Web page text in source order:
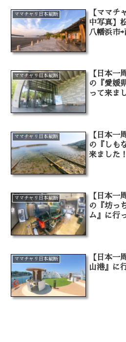
ママチャリ日本縦断
【ママチ
中写真】
八幡浜市
ママチャリ日本縦断
【日本一
の『愛媛
って来ま
ママチャリ日本縦断
【日本一
の『しも
来ました！
ママチャリ日本縦断
【日本一
の『坊っ
ム』に行
ママチャリ日本縦断
【日本一
山港』に